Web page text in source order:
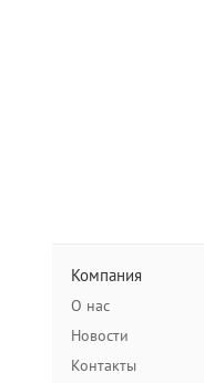
Компания
О нас
Новости
Контакты